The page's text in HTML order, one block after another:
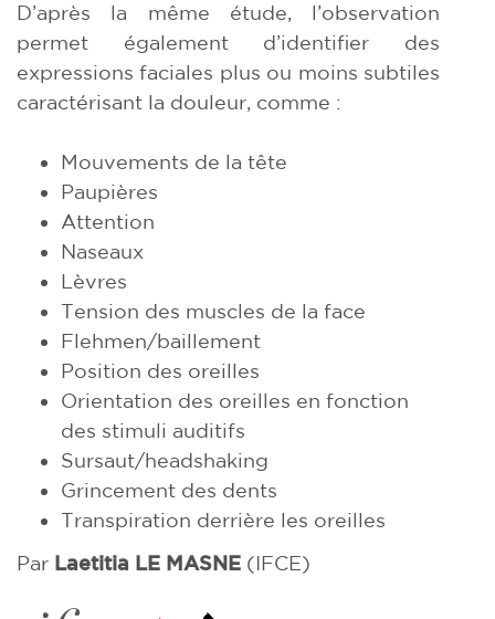
D’après la même étude, l’observation
permet également d’identifier des
expressions faciales plus ou moins subtiles
caractérisant la douleur, comme :
Mouvements de la tête
Paupières
Attention
Naseaux
Lèvres
Tension des muscles de la face
Flehmen/baillement
Position des oreilles
Orientation des oreilles en fonction
des stimuli auditifs
Sursaut/headshaking
Grincement des dents
Transpiration derrière les oreilles
Par Laetitia LE MASNE (IFCE)